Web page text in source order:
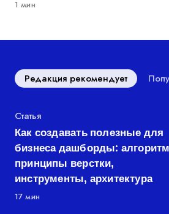
1 мин
Редакция рекомендует
Категория
Статья
Как создавать полезные для
бизнеса дашборды:
принципы верстки,
инструменты, архитектура
17 мин